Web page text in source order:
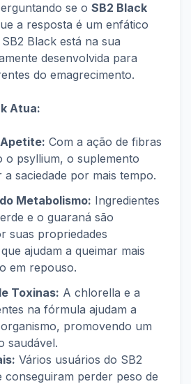
se o SB2 Black
a resposta é um enfático
Black está na sua
desenvolvida para
do emagrecimento.
Atua:
Com a ação de fibras
o psyllium, o suplemento
a saciedade por mais tempo.
Metabolismo: Ingredientes
e o guaraná são
suas propriedades
ajudam a queimar mais
em repouso.
Toxinas: A chlorella e a
na fórmula ajudam a
promovendo um
saudável.
Vários usuários do SB2
conseguiram perder peso de